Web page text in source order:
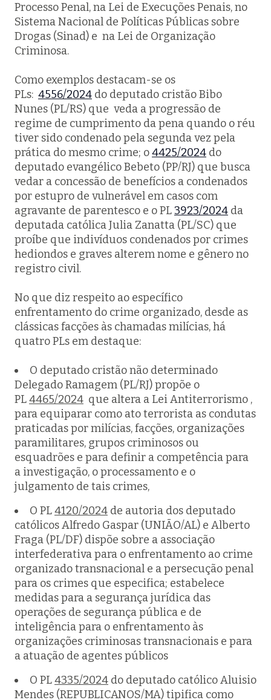
Processo Penal, na Lei de Execuções Penais, no
Sistema Nacional de Políticas Públicas sobre
Drogas (Sinad) e na Lei de Organização
Criminosa.
Como exemplos destacam-se os
PLs: 4556/2024 do deputado cristão Bibo
Nunes (PL/RS) que veda a progressão de
regime de cumprimento da pena quando o réu
tiver sido condenado pela segunda vez pela
prática do mesmo crime; o4425/2024 do
deputado evangélico Bebeto (PP/RJ) que busca
vedar a concessão de benefícios a condenados
por estupro de vulnerável em casos com
agravante de parentesco e o PL3923/2024 da
deputada católica Julia Zanatta (PL/SC) que
proíbe que indivíduos condenados por crimes
hediondos e graves alterem nome e gênero no
registro civil.
No que diz respeito ao específico
enfrentamento do crime organizado, desde as
clássicas facções às chamadas milícias, há
quatro PLs em destaque:
O deputado cristão não determinado
Delegado Ramagem (PL/RJ) propõe o
PL4465/2024 que altera a Lei Antiterrorismo ,
para equiparar como ato terrorista as condutas
praticadas por milícias, facções, organizações
paramilitares, grupos criminosos ou
esquadrões e para definir a competência para
a investigação, o processamento e o
julgamento de tais crimes,
O PL4120/2024 de autoria dos deputado
católicos Alfredo Gaspar (UNIÃO/AL) e Alberto
Fraga (PL/DF) dispõe sobre a associação
interfederativa para o enfrentamento ao crime
organizado transnacional e a persecução penal
para os crimes que especifica; estabelece
medidas para a segurança jurídica das
operações de segurança pública e de
inteligência para o enfrentamento às
organizações criminosas transnacionais e para
a atuação de agentes públicos
O PL4335/2024 do deputado católico Aluisio
Mendes (REPUBLICANOS/MA) tipifica como